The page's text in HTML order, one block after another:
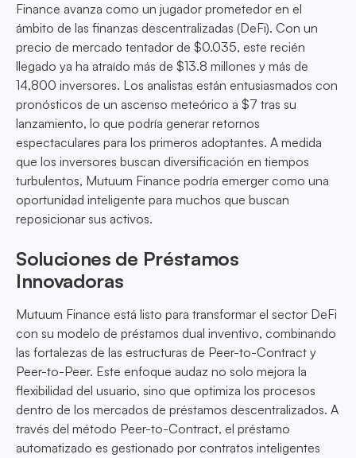
Finance avanza como un jugador prometedor en el
ámbito de las finanzas descentralizadas (DeFi). Con un
precio de mercado tentador de $0.035, este recién
llegado ya ha atraído más de $13.8 millones y más de
14,800 inversores. Los analistas están entusiasmados con
pronósticos de un ascenso meteórico a $7 tras su
lanzamiento, lo que podría generar retornos
espectaculares para los primeros adoptantes. A medida
que los inversores buscan diversificación en tiempos
turbulentos, Mutuum Finance podría emerger como una
oportunidad inteligente para muchos que buscan
reposicionar sus activos.
Soluciones de Préstamos
Innovadoras
Mutuum Finance está listo para transformar el sector DeFi
con su modelo de préstamos dual inventivo, combinando
las fortalezas de las estructuras de Peer-to-Contract y
Peer-to-Peer. Este enfoque audaz no solo mejora la
flexibilidad del usuario, sino que optimiza los procesos
dentro de los mercados de préstamos descentralizados. A
través del método Peer-to-Contract, el préstamo
automatizado es gestionado por contratos inteligentes